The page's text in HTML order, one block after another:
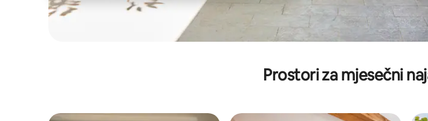
Prostori za mjesečni